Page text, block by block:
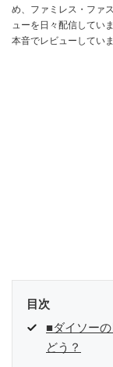
め、ファミレス・ファ
ューを日々配信してい
本音でレビューしていま
目次
■ダイソー
どう？